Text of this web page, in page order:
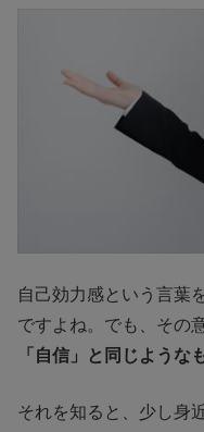
自己効力感という言葉
ですよね。でも、その
「自信」と同じような
それを知ると、少し身